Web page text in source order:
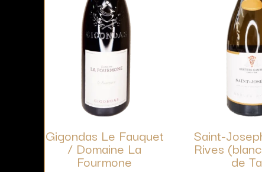
Gigondas Le Fauquet
/ Domaine La
Fourmone
Saint-
Rives
de